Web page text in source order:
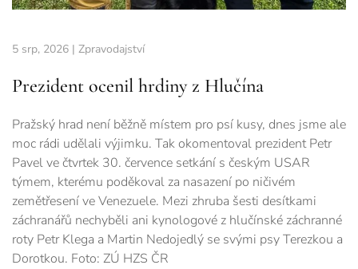
5 srp, 2026 | Zpravodajství
Prezident ocenil hrdiny z Hlučína
Pražský hrad není běžně místem pro psí kusy, dnes jsme ale
moc rádi udělali výjimku. Tak okomentoval prezident Petr
Pavel ve čtvrtek 30. července setkání s českým USAR
týmem, kterému poděkoval za nasazení po ničivém
zemětřesení ve Venezuele. Mezi zhruba šesti desítkami
záchranářů nechyběli ani kynologové z hlučínské záchranné
roty Petr Klega a Martin Nedojedlý se svými psy Terezkou a
Dorotkou. Foto: ZÚ HZS ČR